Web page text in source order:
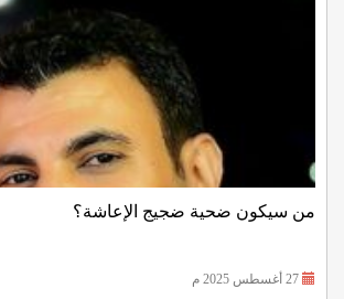
من سيكون ضحية ضجيج الإعاشة؟